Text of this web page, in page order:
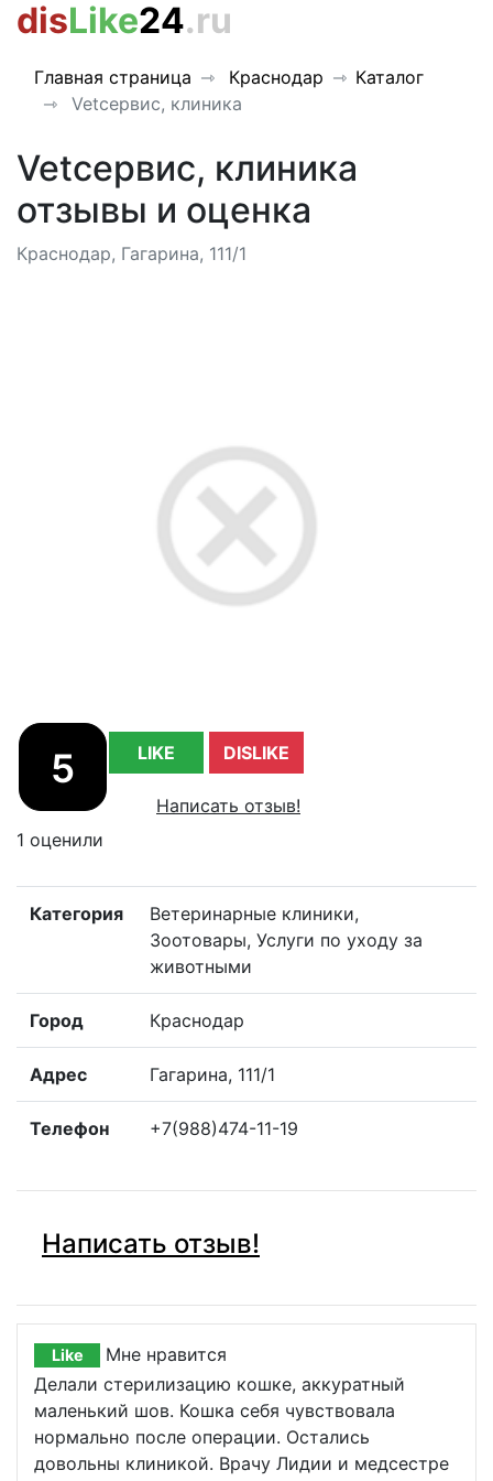
disLike24.ru
Главная страница Краснодар
Каталог
Vetсервис, клиника
Vetсервис, клиника
отзывы и оценка
Краснодар, Гагарина, 111/1
5 LIKE DISLIKE
Написать отзыв!
1 оценили
Категория
Ветеринарные клиники,
Зоотовары, Услуги по уходу за
животными
Город Краснодар
Адрес Гагарина, 111/1
Телефон +7(988)474-11-19
Написать отзыв!
Like
Мне нравится
Делали стерилизацию кошке, аккуратный
маленький шов. Кошка себя чувствовала
нормально после операции. Остались
довольны клиникой. Врачу Лидии и медсестре